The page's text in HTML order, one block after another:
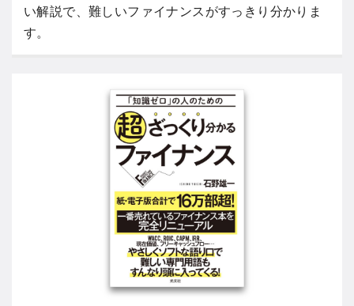
い解説で、難しいファイナンスがすっきり分かりま
す。